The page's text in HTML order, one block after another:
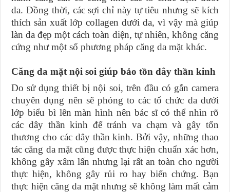
da. Đồng thời, các sợi chỉ này tự tiêu nhưng sẽ kích
thích sản xuất lớp collagen dưới da, vì vậy mà giúp
làn da đẹp một cách toàn diện, tự nhiên, không căng
cứng như một số phương pháp căng da mặt khác.
Căng da mặt nội soi giúp bảo tồn dây thần kinh
Do sử dụng thiết bị nội soi, trên đầu có gắn camera
chuyên dụng nên sẽ phóng to các tổ chức da dưới
lớp biểu bì lên màn hình nên bác sĩ có thể nhìn rõ
các dây thần kinh để tránh va chạm và gây tổn
thương cho các dây thần kinh. Bởi vậy, những thao
tác căng da mặt cũng được thực hiện chuẩn xác hơn,
không gây xâm lấn nhưng lại rất an toàn cho người
thực hiện, không gây rủi ro hay biến chứng. Bạn
thực hiện căng da mặt nhưng sẽ không làm mất cảm